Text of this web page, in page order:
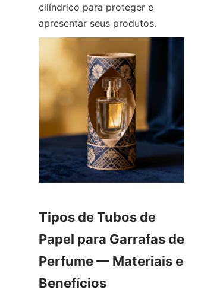
cilíndrico para proteger e
apresentar seus produtos.
Tipos de Tubos de
Papel para Garrafas de
Perfume — Materiais e